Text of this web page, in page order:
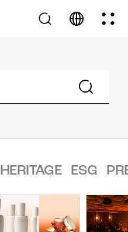
HERITAGE ESG